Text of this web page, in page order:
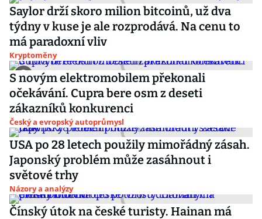
Saylor drží skoro milion bitcoinů, už dva
týdny v kuse je ale rozprodává. Na cenu to
má paradoxní vliv
Kryptoměny
S novým elektromobilem překonali
očekávání. Cupra bere osm z deseti
zákazníků konkurenci
Český a evropský autoprůmysl
USA po 28 letech použily mimořádný zásah.
Japonský problém může zasáhnout i
světové trhy
Názory a analýzy
Čínský útok na české turisty. Hainan má